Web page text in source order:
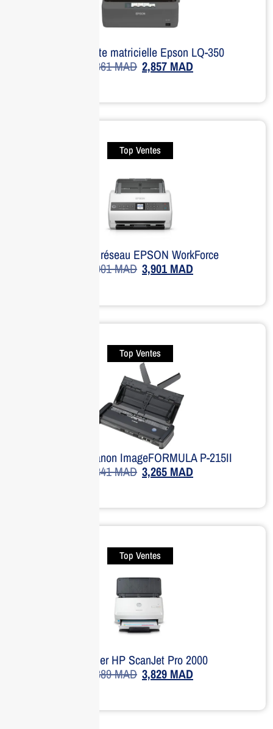
Imprimante matricielle Epson LQ-350
3,361MAD 2,857 MAD
Top Ventes
Scanner réseau EPSON WorkForce
6,001MAD 3,901MAD
Top Ventes
Scanner Canon ImageFORMULA P-215II
3,841MAD 3,265 MAD
Top Ventes
Scanner HP ScanJet Pro 2000
5,389MAD 3,829 MAD